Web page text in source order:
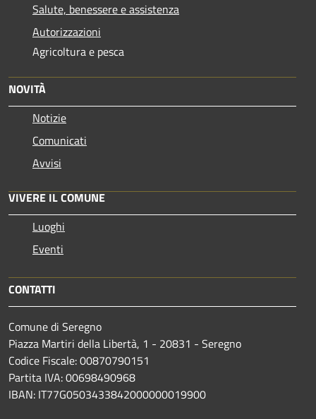
Salute, benessere e assistenza
Autorizzazioni
Agricoltura e pesca
NOVITÀ
Notizie
Comunicati
Avvisi
VIVERE IL COMUNE
Luoghi
Eventi
CONTATTI
Comune di Seregno
Piazza Martiri della Libertà, 1 - 20831 - Seregno
Codice Fiscale: 00870790151
Partita IVA: 00698490968
IBAN: IT77G0503433842000000019900